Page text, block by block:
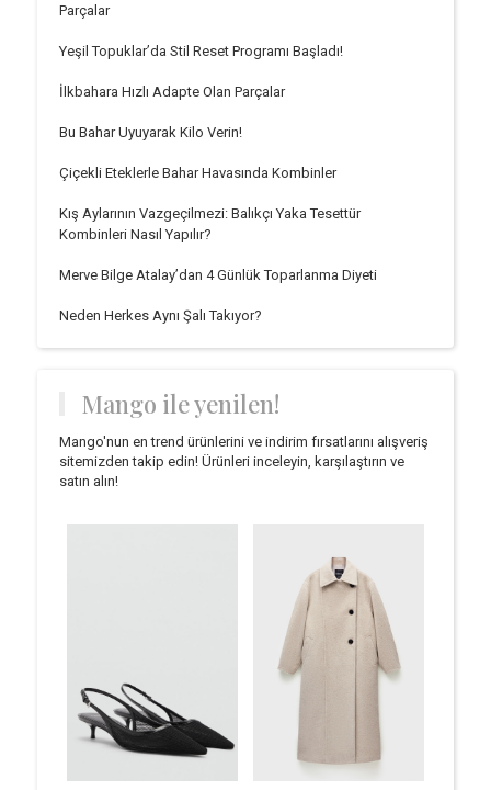
Parçalar
Yeşil Topuklar’da Stil Reset Programı Başladı!
İlkbahara Hızlı Adapte Olan Parçalar
Bu Bahar Uyuyarak Kilo Verin!
Çiçekli Eteklerle Bahar Havasında Kombinler
Kış Aylarının Vazgeçilmezi: Balıkçı Yaka Tesettür
Kombinleri Nasıl Yapılır?
Merve Bilge Atalay’dan 4 Günlük Toparlanma Diyeti
Neden Herkes Aynı Şalı Takıyor?
Mango ile yenilen!
Mango'nun en trend ürünlerini ve indirim fırsatlarını alışveriş
sitemizden takip edin! Ürünleri inceleyin, karşılaştırın ve
satın alın!